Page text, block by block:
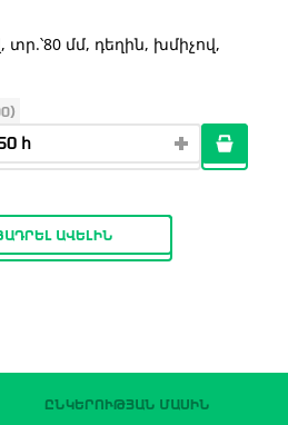
մմ, դեղին, խմիչով,
ԱՎԵԼԻՆ
ԸՆԿԵՐՈՒԹՅԱՆ ՄԱՍԻՆ